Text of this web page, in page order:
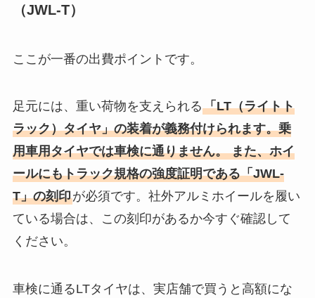
（JWL-T）
ここが一番の出費ポイントです。
足元には、重い荷物を支えられる「LT（ライトト
ラック）タイヤ」の装着が義務付けられます。乗
用車用タイヤでは車検に通りません。 また、ホイ
ールにもトラック規格の強度証明である「JWL-
T」の刻印が必須です。社外アルミホイールを履い
ている場合は、この刻印があるか今すぐ確認して
ください。
車検に通るLTタイヤは、実店舗で買うと高額にな